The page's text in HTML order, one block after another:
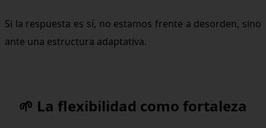
Si la respuesta es sí, no estamos frente a desorden, sino
ante una estructura adaptativa.
🌱 La flexibilidad como fortaleza